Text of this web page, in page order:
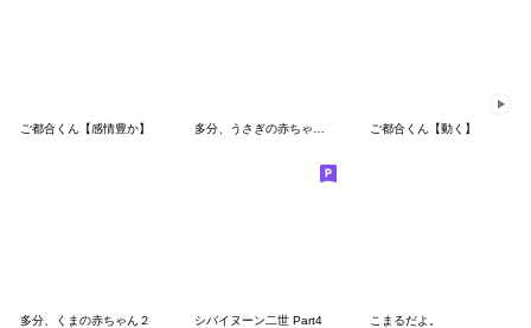
ご都合くん【感情豊か】 多分、うさぎの赤ちゃん１２ ご都合くん【動く】
多分、くまの赤ちゃん２ シバイヌーン二世 Part4 こまるだよ。